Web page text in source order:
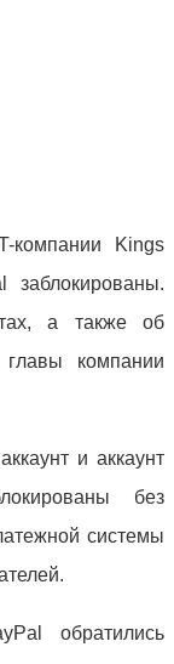
компании Kings
заблокированы.
а также об
главы компании
и аккаунт
без
системы
обратились